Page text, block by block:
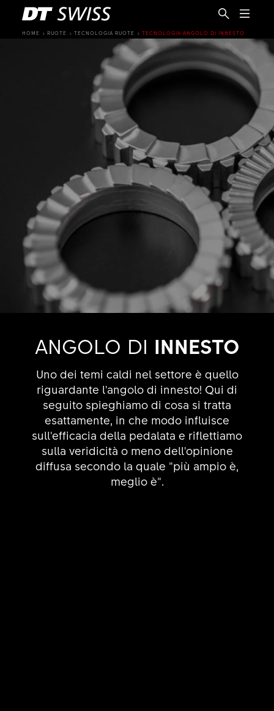
IT
HOME RUOTE TECNOLOGIA RUOTE TECNOLOGIA ANGOLO DI INNESTO
ANGOLO DI INNESTO
Uno dei temi caldi nel settore è quello
riguardante l'angolo di innesto! Qui di
seguito spieghiamo di cosa si tratta
esattamente, in che modo influisce
sull'efficacia della pedalata e riflettiamo
sulla veridicità o meno dell'opinione
diffusa secondo la quale "più ampio è,
meglio è".